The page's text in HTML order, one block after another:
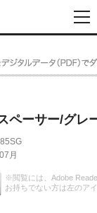
ペーサー/グレ
月
※閲覧には、Adobe
お持ちでない方は左のア